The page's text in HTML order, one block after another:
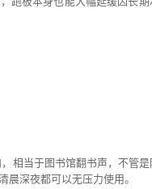
相当于图书馆翻书声，不管是
晨深夜都可以无压力使用。